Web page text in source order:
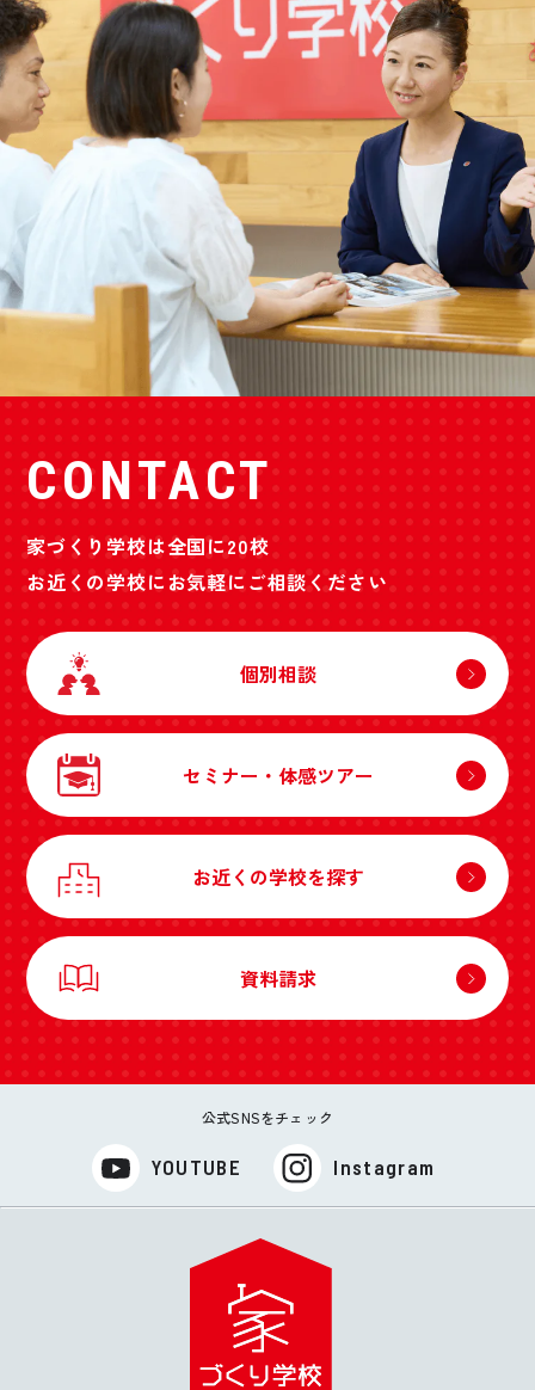
CONTACT
家づくり学校は全国に20校
お近くの学校にお気軽にご相談ください
個別相談
セミナー・体感ツアー
お近くの学校を探す
資料請求
公式SNSをチェック
YOUTUBE Instagram